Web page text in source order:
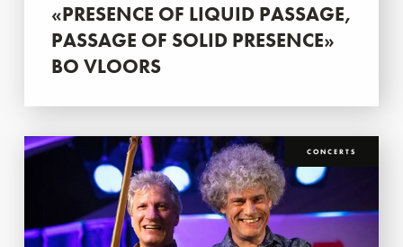
«PRESENCE OF LIQUID PASSAGE,
PASSAGE OF SOLID PRESENCE»
BO VLOORS
CONCERTS